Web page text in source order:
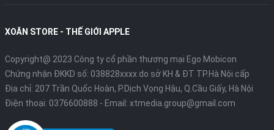
XOĂN STORE - THẾ GIỚI APPLE
Copyright@ 2023 Công ty cổ phần thương mại Ego Mobicon
Chứng nhận ĐKKD số: 038828xxxx do sở KH & ĐT TP.Hà Nội cấp
Địa chỉ: 207 Trần Quốc Hoàn, P.Dịch Vọng Hậu, Q.Cầu Giấy, Hà Nội
Điện thoại: 0376600888 - Email: xtmedia.group@gmail.com